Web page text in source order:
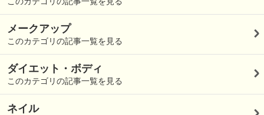
メークアップ
このカテゴリの記事一覧を見る
ダイエット・ボディ
このカテゴリの記事一覧を見る
ネイル